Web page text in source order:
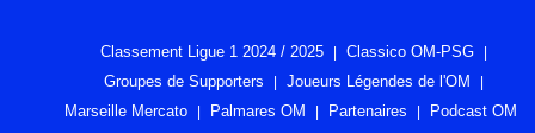
Classement Ligue 1 2024 / 2025
Classico OM-PSG
Groupes de Supporters
Joueurs Légendes de l'OM
Marseille Mercato
Palmares OM Partenaires
Podcast OM